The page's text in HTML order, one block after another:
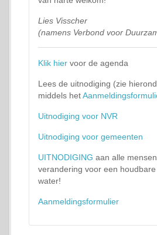
Lies Visscher
(namens Verbond voor
Klik hier voor de agenda
Lees de uitnodiging (zie
middels het
Uitnodiging voor NVR
Uitnodiging voor gemeenten
UITNODIGING aan alle
verandering voor een
water!
Aanmeldingsformulier